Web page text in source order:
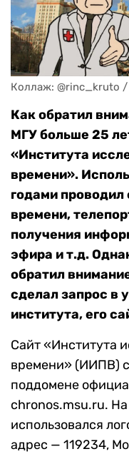
Коллаж: @rinc_kruto /
Как обратил
МГУ больше 25
«Института
времени».
годами
времени,
получения
эфира и т.д.
обратил
сделал запрос в
института, его
Сайт «Института
времени» (ИИПВ) с
поддомене
chronos.msu.ru. На
использовался
адрес — 119234,